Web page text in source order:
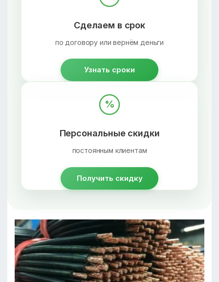
Сделаем в срок
по договору или вернём деньги
Узнать сроки
%
Персональные скидки
постоянным клиентам
Получить скидку